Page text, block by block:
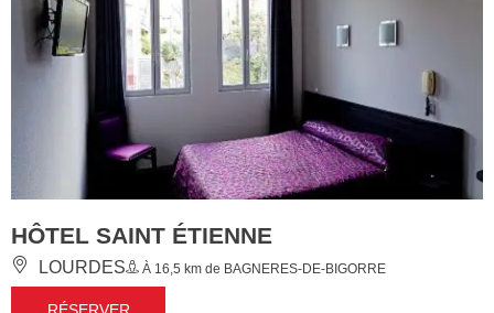
HÔTEL SAINT ÉTIENNE
LOURDES À 16,5 km de BAGNERES-DE-BIGORRE